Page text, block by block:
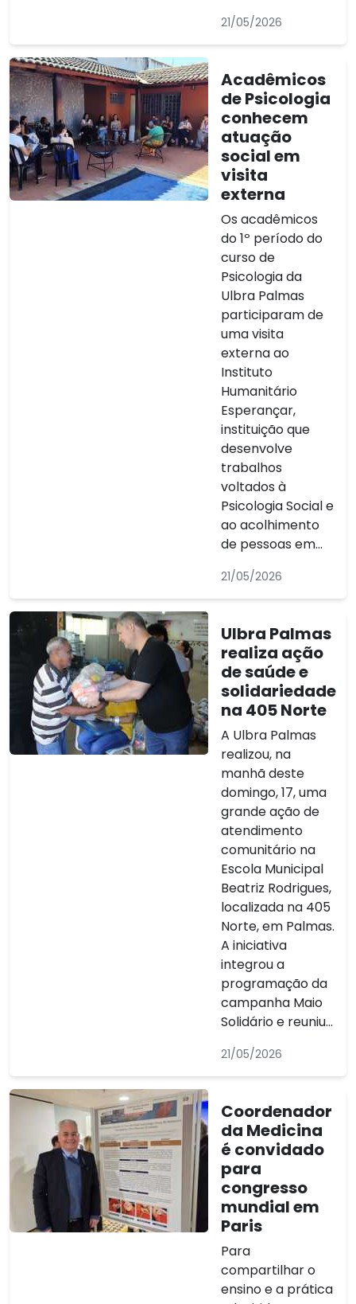
21/05/2026
Acadêmicos
de Psicologia
conhecem
atuação
social em
visita
externa
Os acadêmicos
do 1º período do
curso de
Psicologia da
Ulbra Palmas
participaram de
uma visita
externa ao
Instituto
Humanitário
Esperançar,
instituição que
desenvolve
trabalhos
voltados à
Psicologia Social e
ao acolhimento
de pessoas em...
21/05/2026
Ulbra Palmas
realiza ação
de saúde e
solidariedade
na 405 Norte
A Ulbra Palmas
realizou, na
manhã deste
domingo, 17, uma
grande ação de
atendimento
comunitário na
Escola Municipal
Beatriz Rodrigues,
localizada na 405
Norte, em Palmas.
A iniciativa
integrou a
programação da
campanha Maio
Solidário e reuniu...
21/05/2026
Coordenador
da Medicina
é convidado
para
congresso
mundial em
Paris
Para
compartilhar o
ensino e a prática